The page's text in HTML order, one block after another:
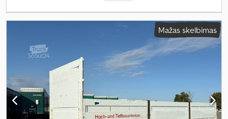
Mažas skelbimas